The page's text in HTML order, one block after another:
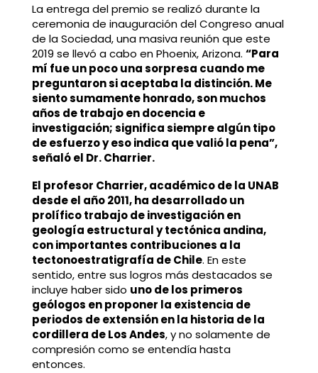
La entrega del premio se realizó durante la
ceremonia de inauguración del Congreso anual
de la Sociedad, una masiva reunión que este
2019 se llevó a cabo en Phoenix, Arizona. “Para
mí fue un poco una sorpresa cuando me
preguntaron si aceptaba la distinción. Me
siento sumamente honrado, son muchos
años de trabajo en docencia e
investigación; significa siempre algún tipo
de esfuerzo y eso indica que valió la pena”,
señaló el Dr. Charrier.
El profesor Charrier, académico de la UNAB
desde el año 2011, ha desarrollado un
prolífico trabajo de investigación en
geología estructural y tectónica andina,
con importantes contribuciones a la
tectonoestratigrafía de Chile. En este
sentido, entre sus logros más destacados se
incluye haber sido uno de los primeros
geólogos en proponer la existencia de
periodos de extensión en la historia de la
cordillera de Los Andes, y no solamente de
compresión como se entendía hasta
entonces.